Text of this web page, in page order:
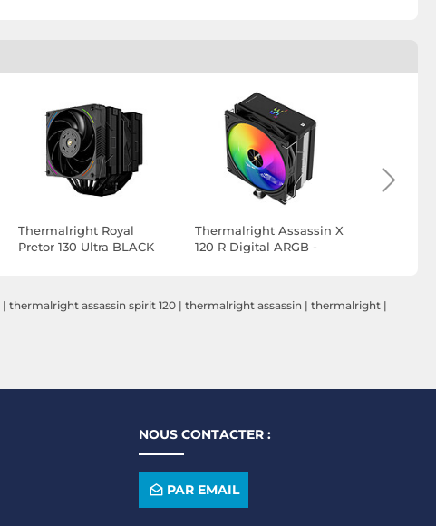
Thermalright Royal
Pretor 130 Ultra BLACK
Thermalright Assassin X
120 R Digital ARGB -
| thermalright assassin spirit 120 | thermalright assassin | thermalright |
NOUS CONTACTER :
PAR EMAIL